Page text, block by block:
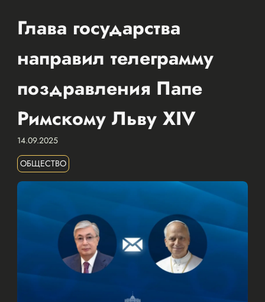
Глава государства
направил телеграмму
поздравления Папе
Римскому Льву XIV
14.09.2025
ОБЩЕСТВО